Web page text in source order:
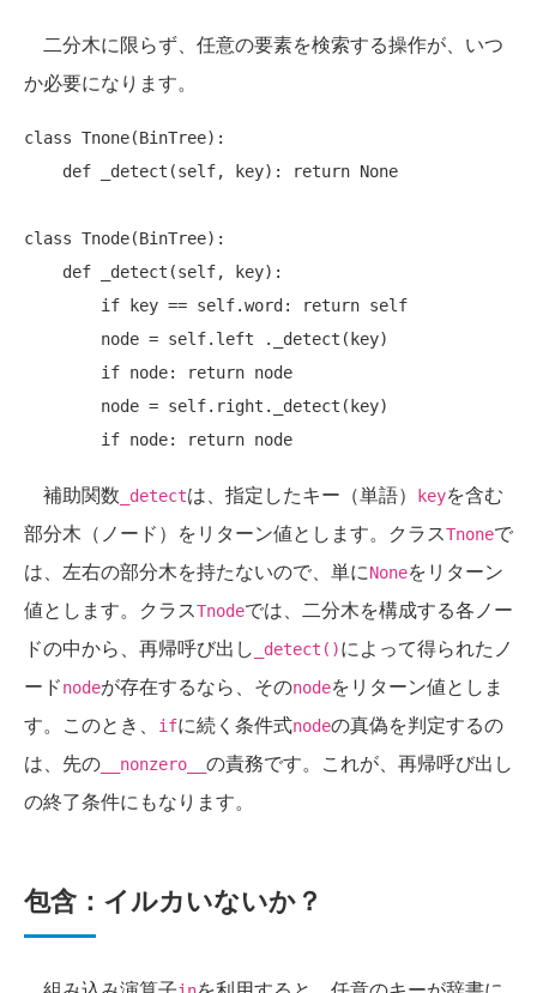
二分木に限らず、任意の要素を検索する操作が、いつ
か必要になります。
class Tnone(BinTree):
class Tnode(BinTree):
補助関数 _detectは、指定したキー（単語） keyを含む
部分木（ノード）をリターン値とします。クラスTnoneで
は、左右の部分木を持たないので、単にNoneをリターン
値とします。クラスTnodeでは、二分木を構成する各ノー
ドの中から、再帰呼び出し
_detect()によって得られたノ
ードnodeが存在するなら、そのnodeをリターン値としま
す。このとき、
ifに続く条件式nodeの真偽を判定するの
は、先の __nonzero__ の責務です。これが、再帰呼び出し
の終了条件にもなります。
包含：イルカいないか？